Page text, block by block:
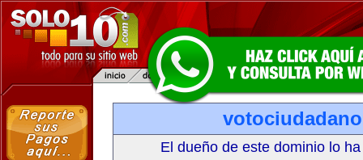
El dueño de este dominio lo